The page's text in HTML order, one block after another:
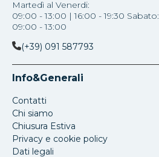
Martedì al Venerdi:
09:00 - 13:00 | 16:00 - 19:30 Sabato:
09:00 - 13:00
(+39) 091 587793
Info&Generali
Contatti
Chi siamo
Chiusura Estiva
Privacy e cookie policy
Dati legali